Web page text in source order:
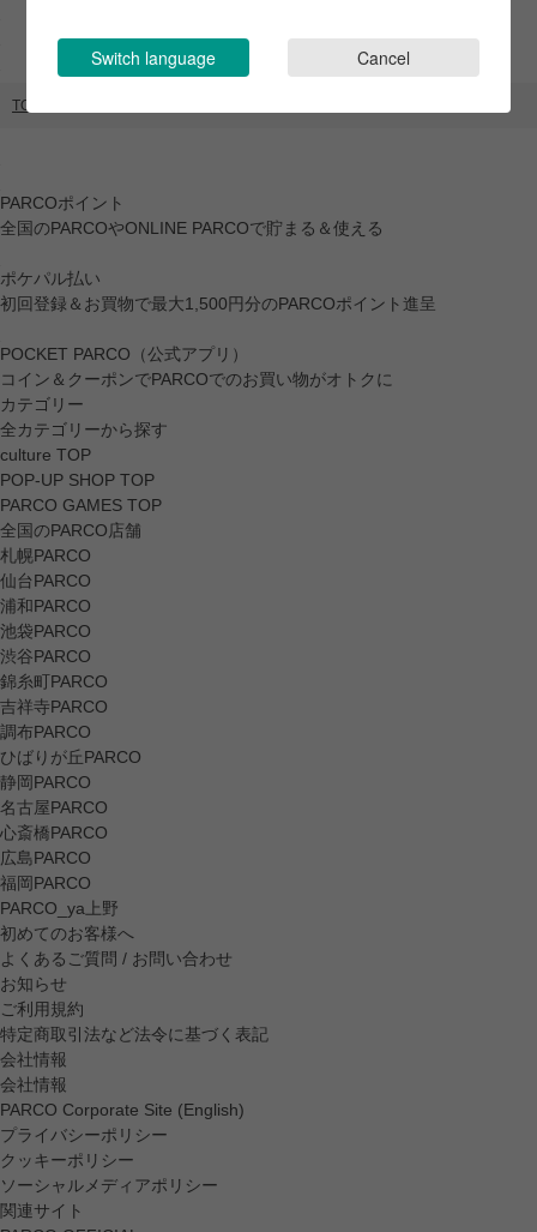
TOP
PARCOポイント
全国のPARCOやONLINE PARCOで貯まる＆使える
ポケパル払い
初回登録＆お買物で最大1,500円分のPARCOポイント進呈
POCKET PARCO（公式アプリ）
コイン＆クーポンでPARCOでのお買い物がオトクに
カテゴリー
全カテゴリーから探す
culture TOP
POP-UP SHOP TOP
PARCO GAMES TOP
全国のPARCO店舗
札幌PARCO
仙台PARCO
浦和PARCO
池袋PARCO
渋谷PARCO
錦糸町PARCO
吉祥寺PARCO
調布PARCO
ひばりが丘PARCO
静岡PARCO
名古屋PARCO
心斎橋PARCO
広島PARCO
福岡PARCO
PARCO_ya上野
初めてのお客様へ
よくあるご質問 / お問い合わせ
お知らせ
ご利用規約
特定商取引法など法令に基づく表記
会社情報
会社情報
PARCO Corporate Site (English)
プライバシーポリシー
クッキーポリシー
ソーシャルメディアポリシー
関連サイト
Switch language Cancel